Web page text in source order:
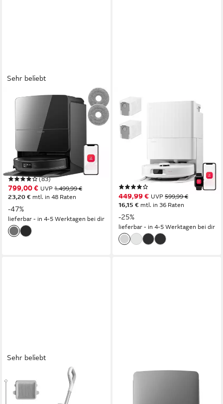
Sehr beliebt
ROBOROCK
Saugroboter Saros 10R
(Upgrade von S8 MaxV
Ultra)22000 Pa mit
Wischfunktion
2,5 l Größe Staubbehälter
3D TOF Solid State LIDAR
(83)
799,00 € UVP 1.499,99 €
23,20 € mtl. in 48 Raten
-47%
lieferbar - in 4-5 Werktagen bei dir
ROBOROCK
Saugroboter mit
Wischfunktion Qrevo S Pro,
verbessert von QV 35A,
Größe Staubbehälter
Reichweite
Präzisions-LiDAR-Navigation Navigation
449,99 € UVP 599,99 €
16,15 € mtl. in 36 Raten
-25%
lieferbar - in 4-5 Werktagen bei dir
Sehr beliebt
Nass-Trocken-Akkusauger
roborock F25 GT Series